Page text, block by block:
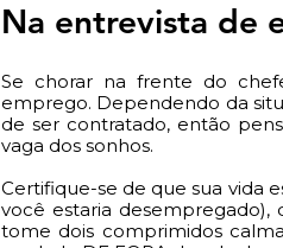
Na entrevista de
Se chorar na frente do
emprego. Dependendo da
de ser contratado, então
vaga dos sonhos.
Certifique-se de que sua vida
você estaria
tome dois comprimidos